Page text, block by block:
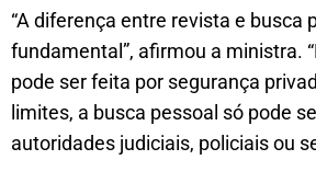
“A diferença entre revista e busca
fundamental”, afirmou a ministra.
pode ser feita por segurança
limites, a busca pessoal só pode
autoridades judiciais, policiais ou